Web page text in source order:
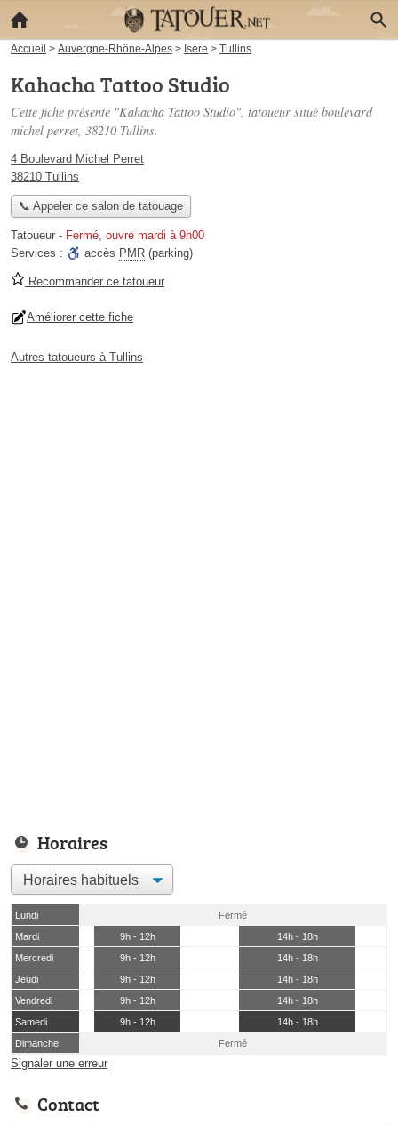
Accueil > Auvergne-Rhône-Alpes > Isère > Tullins
Kahacha Tattoo Studio
Cette fiche présente "Kahacha Tattoo Studio", tatoueur situé boulevard
michel perret, 38210 Tullins.
4 Boulevard Michel Perret
38210 Tullins
📞 Appeler ce salon de tatouage
Tatoueur - Fermé, ouvre mardi à 9h00
Services :
accès PMR (parking)
Recommander ce tatoueur
Améliorer cette fiche
Autres tatoueurs à Tullins
Horaires
Lundi
Fermé
Mardi
9h - 12h
14h - 18h
Mercredi
9h - 12h
14h - 18h
Jeudi
9h - 12h
14h - 18h
Vendredi
9h - 12h
14h - 18h
Samedi
9h - 12h
14h - 18h
Dimanche
Fermé
Signaler une erreur
Contact